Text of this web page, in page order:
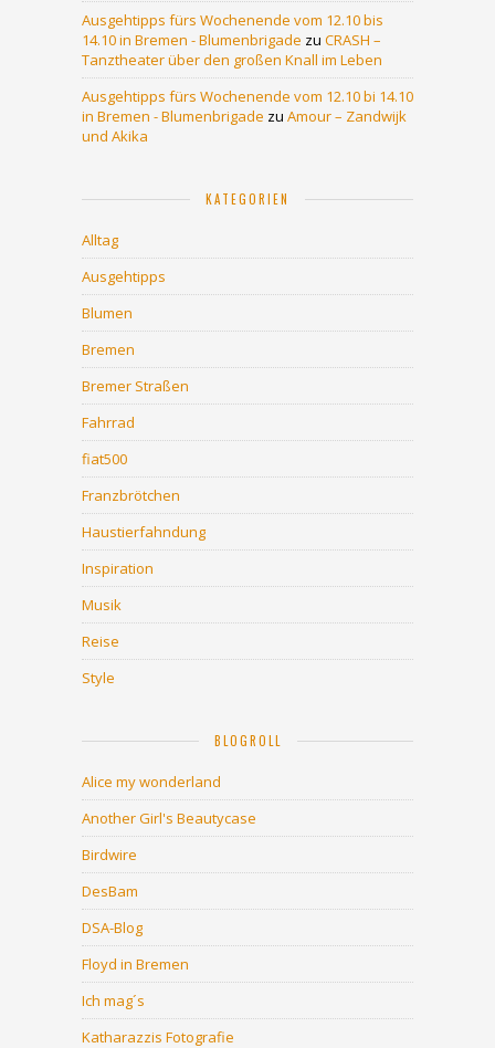
Ausgehtipps fürs Wochenende vom 12.10 bis
14.10 in Bremen - Blumenbrigade zu CRASH –
Tanztheater über den großen Knall im Leben
Ausgehtipps fürs Wochenende vom 12.10 bi 14.10
in Bremen - Blumenbrigade zu Amour – Zandwijk
und Akika
KATEGORIEN
Alltag
Ausgehtipps
Blumen
Bremen
Bremer Straßen
Fahrrad
fiat500
Franzbrötchen
Haustierfahndung
Inspiration
Musik
Reise
Style
BLOGROLL
Alice my wonderland
Another Girl's Beautycase
Birdwire
DesBam
DSA-Blog
Floyd in Bremen
Ich mag´s
Katharazzis Fotografie